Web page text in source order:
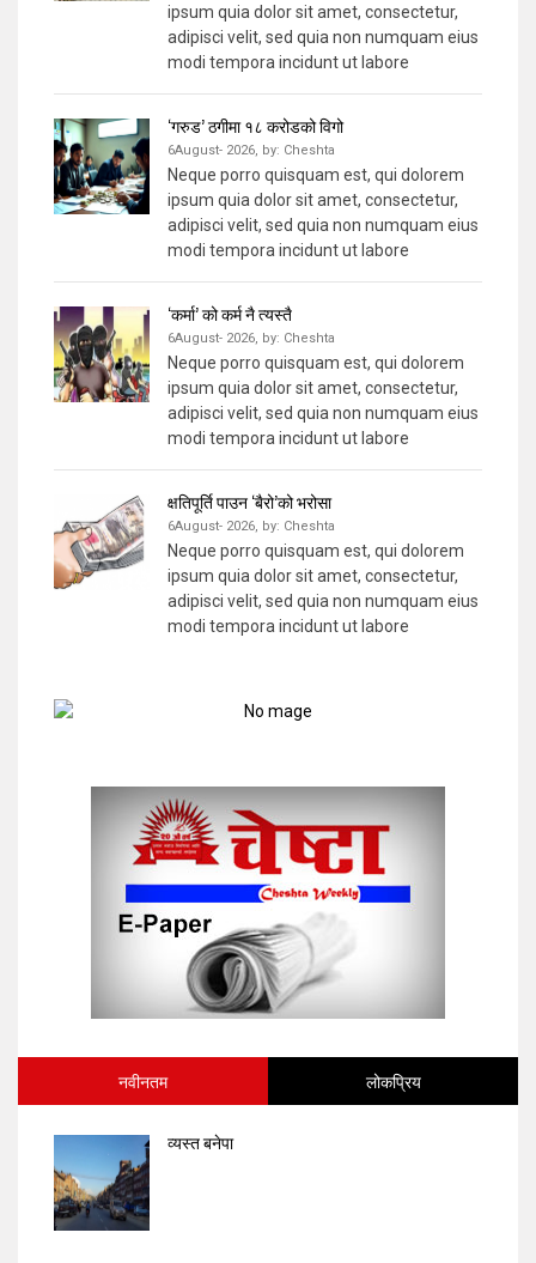
ipsum quia dolor sit amet, consectetur,
adipisci velit, sed quia non numquam eius
modi tempora incidunt ut labore
‘गरुड’ ठगीमा १८ करोडको विगो
6August- 2026, by: Cheshta
Neque porro quisquam est, qui dolorem
ipsum quia dolor sit amet, consectetur,
adipisci velit, sed quia non numquam eius
modi tempora incidunt ut labore
‘कर्मा’ को कर्म नै त्यस्तै
6August- 2026, by: Cheshta
Neque porro quisquam est, qui dolorem
ipsum quia dolor sit amet, consectetur,
adipisci velit, sed quia non numquam eius
modi tempora incidunt ut labore
क्षतिपूर्ति पाउन ‘बैरो’को भरोसा
6August- 2026, by: Cheshta
Neque porro quisquam est, qui dolorem
ipsum quia dolor sit amet, consectetur,
adipisci velit, sed quia non numquam eius
modi tempora incidunt ut labore
नवीनतम लोकप्रिय
व्यस्त बनेपा